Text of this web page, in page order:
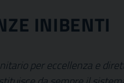
INIBENTI
per eccellenza e